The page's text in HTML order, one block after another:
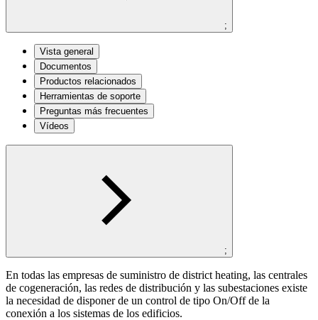
;
Vista general
Documentos
Productos relacionados
Herramientas de soporte
Preguntas más frecuentes
Vídeos
;
En todas las empresas de suministro de district heating, las centrales
de cogeneración, las redes de distribución y las subestaciones existe
la necesidad de disponer de un control de tipo On/Off de la
conexión a los sistemas de los edificios.